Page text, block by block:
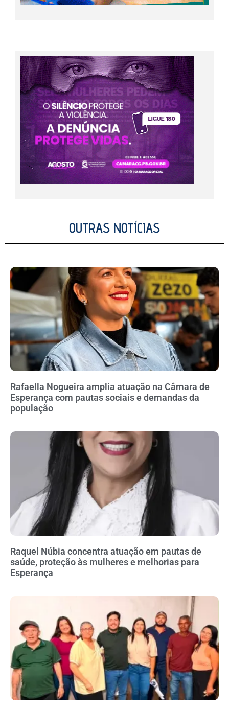
OUTRAS NOTÍCIAS
Rafaella Nogueira amplia atuação na Câmara de
Esperança com pautas sociais e demandas da
população
Raquel Núbia concentra atuação em pautas de
saúde, proteção às mulheres e melhorias para
Esperança